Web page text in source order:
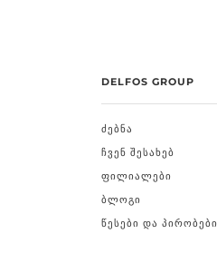
DELFOS GROUP
ᲫᲔᲑᲜᲐ
ᲩᲕᲔᲜ ᲨᲔᲡᲐᲮᲔᲑ
ᲤᲘᲚᲘᲐᲚᲔᲑᲘ
ᲑᲚᲝᲒᲘ
ᲬᲔᲡᲔᲑᲘ ᲓᲐ ᲞᲘᲠᲝᲑᲔᲑᲘ